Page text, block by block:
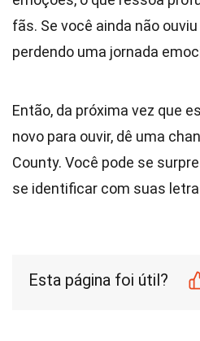
fãs. Se você ainda não
perdendo uma jornada
Então, da próxima vez que
novo para ouvir, dê uma
County. Você pode se
se identificar com suas
Esta página foi útil?